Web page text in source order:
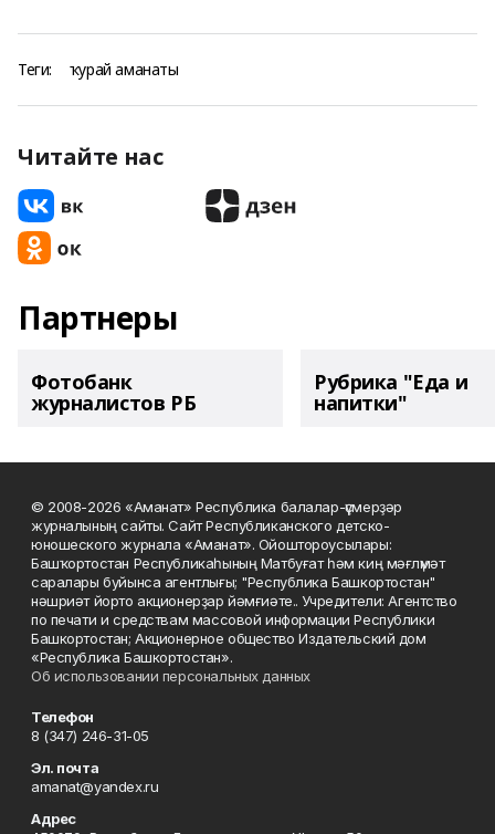
Теги: ҡурай аманаты
Читайте нас
Партнеры
Фотобанк
журналистов РБ
Рубрика "Еда и
напитки"
© 2008-2026 «Аманат» Республика балалар-үҫмерҙәр
журналының сайты. Сайт Республиканского детско-
юношеского журнала «Аманат». Ойоштороусылары:
Башҡортостан Республикаһының Матбуғат һәм киң мәғлүмәт
саралары буйынса агентлығы; "Республика Башкортостан"
нәшриәт йорто акционерҙар йәмғиәте.. Учредители: Агентство
по печати и средствам массовой информации Республики
Башкортостан; Акционерное общество Издательский дом
«Республика Башкортостан».
Об использовании персональных данных
Телефон
8 (347) 246-31-05
Эл. почта
amanat@yandex.ru
Адрес